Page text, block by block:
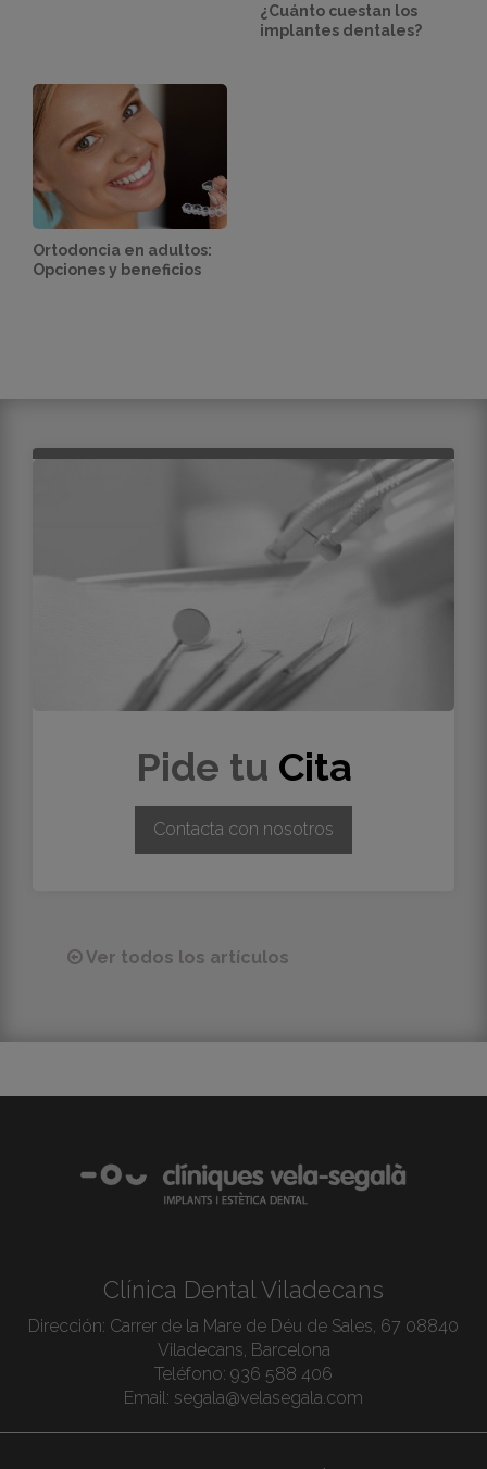
¿Cuánto cuestan los
implantes dentales?
Ortodoncia en adultos:
Opciones y beneficios
Pide tu Cita
Contacta con nosotros
Ver todos los artículos
Clínica Dental Viladecans
Dirección: Carrer de la Mare de Déu de Sales, 67 08840
Viladecans, Barcelona
Teléfono: 936 588 406
Email: segala@velasegala.com